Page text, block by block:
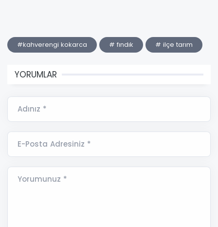
#kahverengi kokarca # fındık # ilçe tarım
YORUMLAR
Adınız *
E-Posta Adresiniz *
Yorumunuz *